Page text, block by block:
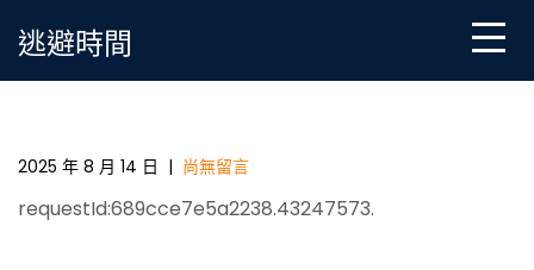
逃避時間
一把小錘敲響銀器品牌（我的家鄉我建設）_中國一包
2025 年 8 月 14 日 | 尚無留言
requestId:689cce7e5a2238.43247573.